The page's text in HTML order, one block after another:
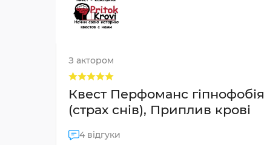
З актором
Квест Перфоманс гіпнофобія
(страх снів), Приплив крові
4 відгуки